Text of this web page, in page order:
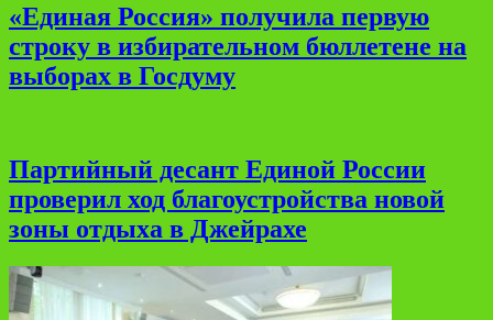
«Единая Россия» получила первую
строку в избирательном бюллетене на
выборах в Госдуму
Партийный десант Единой России
проверил ход благоустройства новой
зоны отдыха в Джейрахе